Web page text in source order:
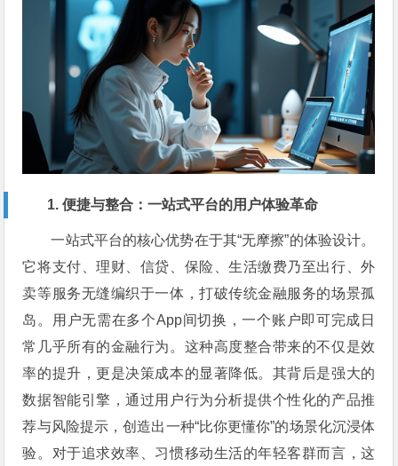
1. 便捷与整合：一站式平台的用户体验革命
一站式平台的核心优势在于其“无摩擦”的体验设计。
它将支付、理财、信贷、保险、生活缴费乃至出行、外
卖等服务无缝编织于一体，打破传统金融服务的场景孤
岛。用户无需在多个App间切换，一个账户即可完成日
常几乎所有的金融行为。这种高度整合带来的不仅是效
率的提升，更是决策成本的显著降低。其背后是强大的
数据智能引擎，通过用户行为分析提供个性化的产品推
荐与风险提示，创造出一种“比你更懂你”的场景化沉浸体
验。对于追求效率、习惯移动生活的年轻客群而言，这